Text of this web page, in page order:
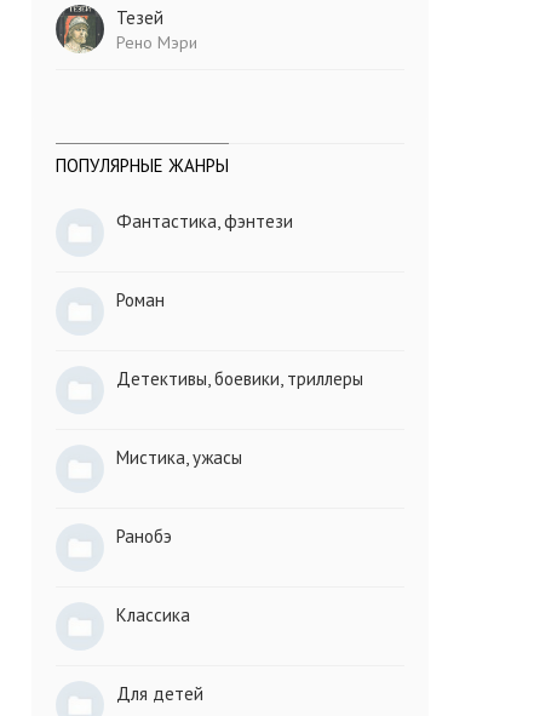
Тезей
Рено Мэри
ПОПУЛЯРНЫЕ ЖАНРЫ
Фантастика, фэнтези
Роман
Детективы, боевики, триллеры
Мистика, ужасы
Ранобэ
Классика
Для детей